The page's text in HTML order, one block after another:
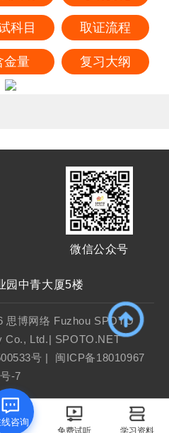
科目 取证流程
金量 复习大纲
微信公众号
园中青大厦5楼
思博网络 Fuzhou SPOTO
Co., Ltd.| SPOTO.NET
号 | 闽ICP备18010967
号-7
咨询
免费试听 学习资料